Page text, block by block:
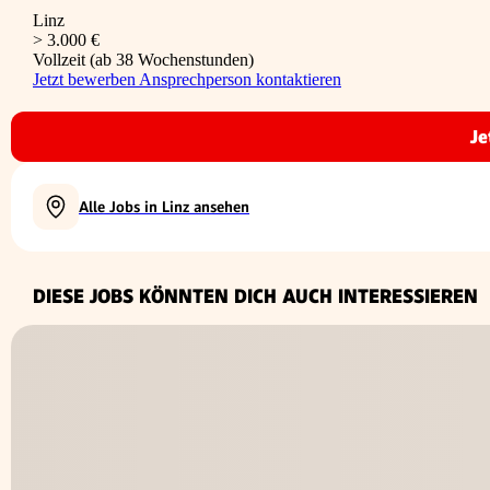
Linz
> 3.000 €
Vollzeit (ab 38 Wochenstunden)
Jetzt bewerben Ansprechperson kontaktieren
Alle Jobs in Linz ansehen
DIESE JOBS KÖNNTEN DICH AUCH INTERESSIEREN